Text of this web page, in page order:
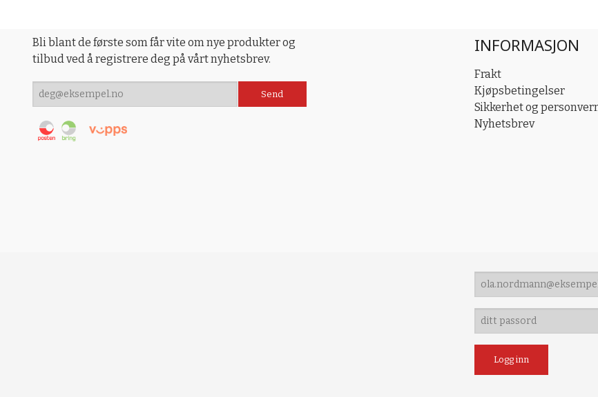
Bli blant de første som får vite om nye produkter og
tilbud ved å registrere deg på vårt nyhetsbrev.
INFORMASJON
Frakt
Kjøpsbetingelser
Sikkerhet og
Nyhetsbrev